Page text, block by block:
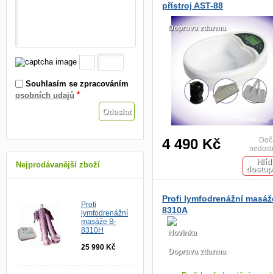
přístroj AST-88
Doprava zdarma
4 490 Kč
Profi lymfodrenážní
8310A
Novinka
Doprava zdarma
Souhlasím se zpracováním
osobních udajů *
Nejprodávanější zboží
Profi
lymfodrenážní
masáže B-
8310H
25 990 Kč